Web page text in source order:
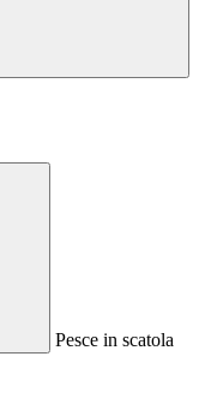
Pesce in scatola